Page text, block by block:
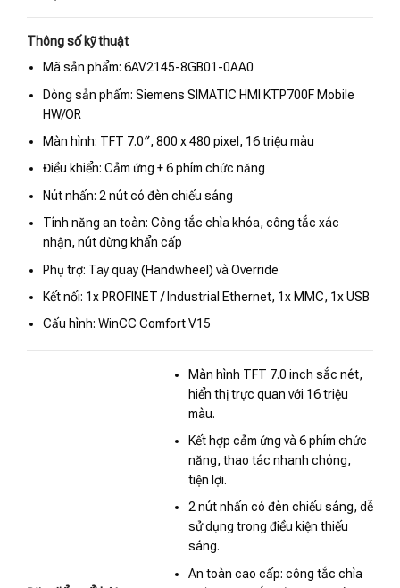
Thông số kỹ thuật
Mã sản phẩm: 6AV2145-8GB01-0AA0
Dòng sản phẩm: Siemens SIMATIC HMI KTP700F Mobile
HW/OR
Màn hình: TFT 7.0″, 800 x 480 pixel, 16 triệu màu
Điều khiển: Cảm ứng + 6 phím chức năng
Nút nhấn: 2 nút có đèn chiếu sáng
Tính năng an toàn: Công tắc chìa khóa, công tắc xác
nhận, nút dừng khẩn cấp
Phụ trợ: Tay quay (Handwheel) và Override
Kết nối: 1x PROFINET / Industrial Ethernet, 1x MMC, 1x USB
Cấu hình: WinCC Comfort V15
Màn hình TFT 7.0 inch sắc nét,
hiển thị trực quan với 16 triệu
màu.
Kết hợp cảm ứng và 6 phím chức
năng, thao tác nhanh chóng,
tiện lợi.
2 nút nhấn có đèn chiếu sáng, dễ
sử dụng trong điều kiện thiếu
sáng.
An toàn cao cấp: công tắc chìa